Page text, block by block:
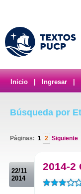
Inicio Ingresar
Búsqueda por
Páginas: 1 2 Siguiente
22/11
2014
2014-2